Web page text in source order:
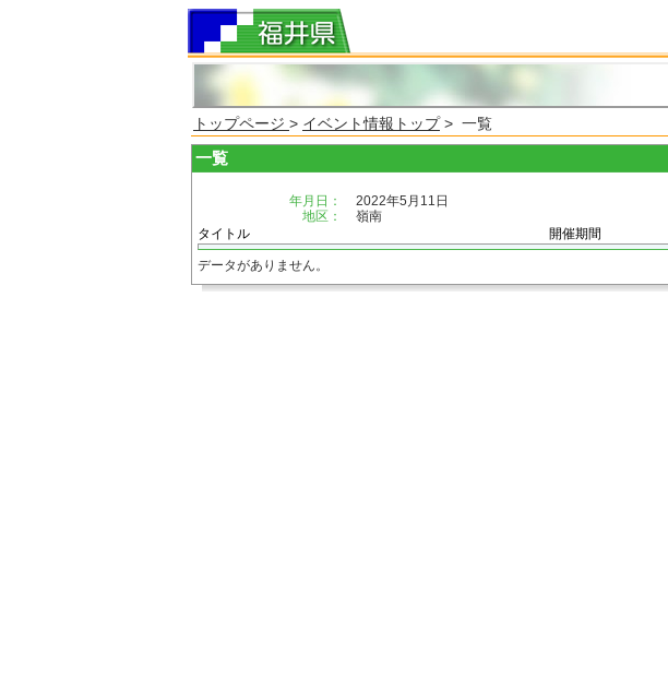
トップページ > イベント情報トップ> 一覧
一覧
年月日：
2022年5月11日
地区：
嶺南
タイトル
開催期間
データがありません。